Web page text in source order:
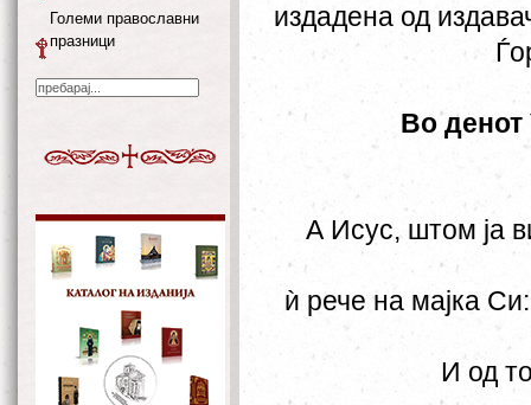
издадена од
Во денот
А Исус, штом ја
ѝ рече на мајка
И од
Големи православни
празници